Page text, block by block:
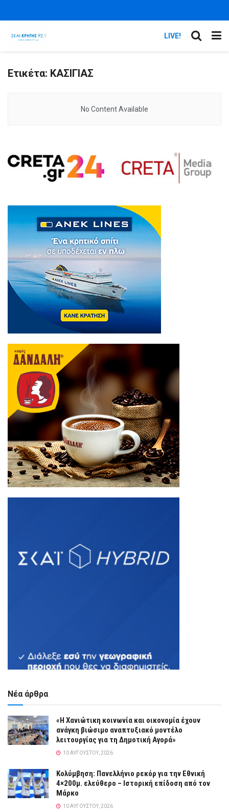
LIVE!
Ετικέτα: ΚΑΣΙΓΙΑΣ
No Content Available
Νέα άρθρα
«Η Χανιώτικη κοινωνία και οικονομία έχουν
ανάγκη βιώσιμο αναπτυξιακό μοντέλο
λειτουργίας για τη Δημοτική Αγορά»
10 ΑΥΓΟΎΣΤΟΥ, 2026
Κολύμβηση: Πανελλήνιο ρεκόρ για την Εθνική
4×200μ. ελεύθερο – Ιστορική επίδοση από τον
Μάρκο
10 ΑΥΓΟΎΣΤΟΥ, 2026